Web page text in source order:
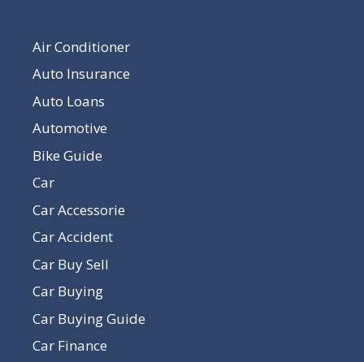
Air Conditioner
Auto Insurance
Auto Loans
Automotive
Bike Guide
Car
Car Accessorie
Car Accident
Car Buy Sell
Car Buying
Car Buying Guide
Car Finance